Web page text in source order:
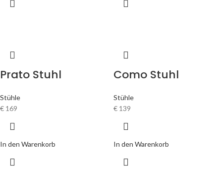
Prato Stuhl
Stühle
€ 169
In den Warenkorb
Como Stuhl
Stühle
€ 139
In den Warenkorb